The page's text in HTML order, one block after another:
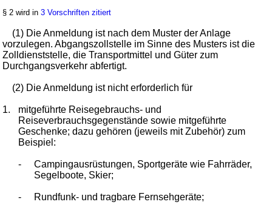
§ 2 wird in3 Vorschriften zitiert
(1) Die Anmeldung ist nach dem Muster der Anlage
vorzulegen. Abgangszollstelle im Sinne des Musters ist die
Zolldienststelle, die Transportmittel und Güter zum
Durchgangsverkehr abfertigt.
(2) Die Anmeldung ist nicht erforderlich für
1.
mitgeführte Reisegebrauchs- und
Reiseverbrauchsgegenstände sowie mitgeführte
Geschenke; dazu gehören (jeweils mit Zubehör) zum
Beispiel:
-
Campingausrüstungen, Sportgeräte wie Fahrräder,
Segelboote, Skier;
- Rundfunk- und tragbare Fernsehgeräte;